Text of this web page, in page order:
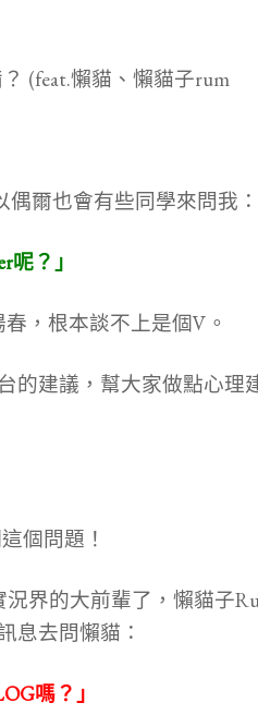
爾也會有些同學來問我：
？」
，根本談不上是個V。
的建議，幫大家做點心理
個問題！
界的大前輩了，懶貓子
息去問懶貓：
嗎？」